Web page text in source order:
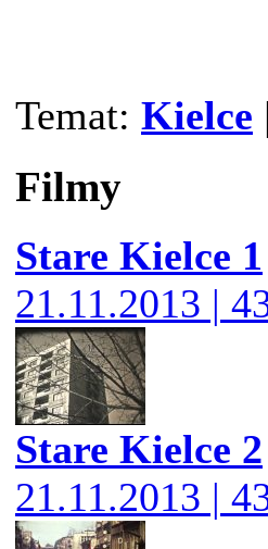
Temat: Kielce
Filmy
Stare Kielce 1
21.11.2013 |
Stare Kielce 2
21.11.2013 |